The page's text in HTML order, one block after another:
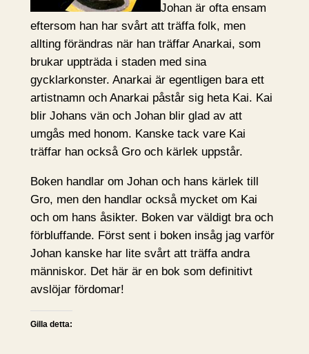
Johan är ofta ensam
eftersom han har svårt att träffa folk, men
allting förändras när han träffar Anarkai, som
brukar uppträda i staden med sina
gycklarkonster. Anarkai är egentligen bara ett
artistnamn och Anarkai påstår sig heta Kai. Kai
blir Johans vän och Johan blir glad av att
umgås med honom. Kanske tack vare Kai
träffar han också Gro och kärlek uppstår.
Boken handlar om Johan och hans kärlek till
Gro, men den handlar också mycket om Kai
och om hans åsikter. Boken var väldigt bra och
förbluffande. Först sent i boken insåg jag varför
Johan kanske har lite svårt att träffa andra
människor. Det här är en bok som definitivt
avslöjar fördomar!
Gilla detta: